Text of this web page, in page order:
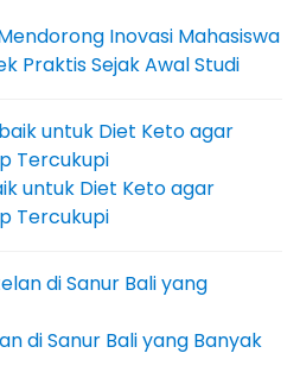
Inovasi Mahasiswa
Praktis Sejak Awal Studi
untuk Diet Keto agar
Tercukupi
di Sanur Bali yang Banyak